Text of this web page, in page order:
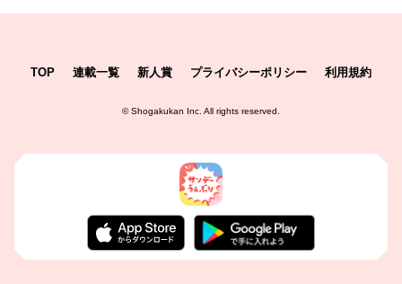
TOP 連載一覧 新人賞 プライバシーポリシー 利用規約
©Shogakukan Inc. All rights reserved.